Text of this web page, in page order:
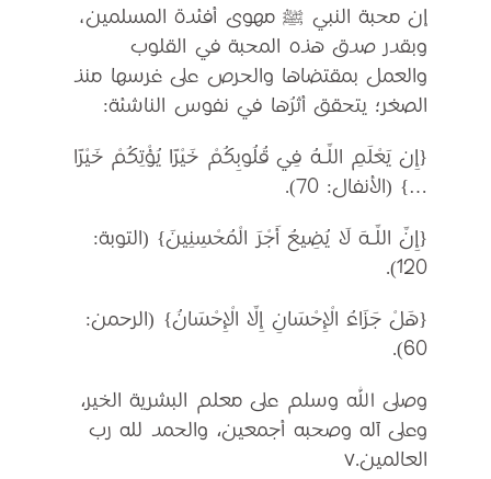
إن محبة النبي ﷺ مهوى أفئدة المسلمين،
وبقدر صدق هذه المحبة في القلوب
والعمل بمقتضاها والحرص على غرسها منذ
الصغر؛ يتحقق أثرُها في نفوس الناشئة:
{إِن يَعْلَمِ اللَّـهُ فِي قُلُوبِكُمْ خَيْرًا يُؤْتِكُمْ خَيْرًا
…} (الأنفال: 70).
{إِنَّ اللَّـهَ لَا يُضِيعُ أَجْرَ الْمُحْسِنِينَ} (التوبة:
120).
{هَلْ جَزَاءُ الْإِحْسَانِ إِلَّا الْإِحْسَانُ} (الرحمن:
60).
وصلى الله وسلم على معلم البشرية الخير،
وعلى آله وصحبه أجمعين، والحمد لله رب
العالمين.v